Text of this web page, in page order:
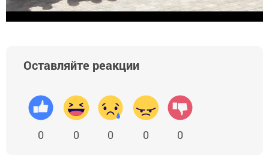
Оставляйте реакции
0 0 0 0 0